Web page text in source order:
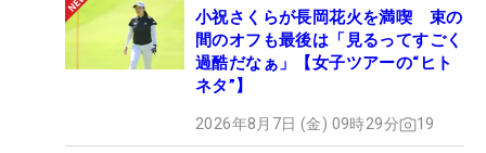
小祝さくらが長岡花火を満喫 束の
間のオフも最後は「見るってすごく
過酷だなぁ」【女子ツアーの“ヒト
ネタ”】
2026年8月7日 (金) 09時29分 19